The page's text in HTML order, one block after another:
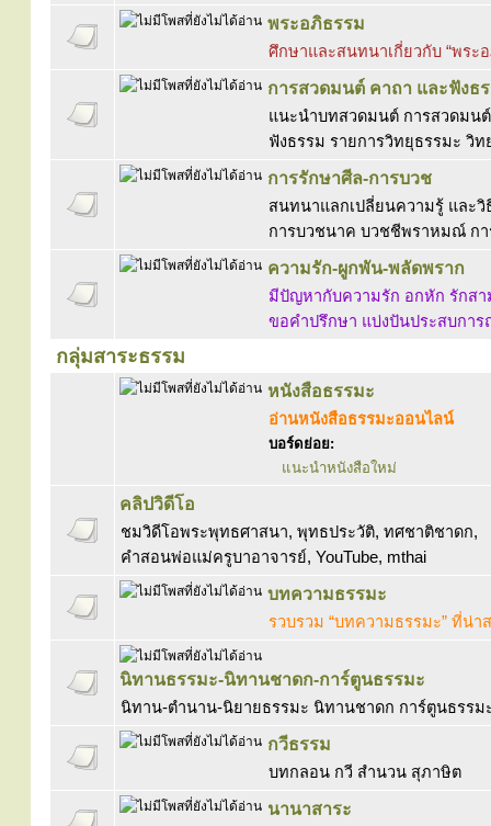
พระอภิธรรม
ศึกษาและสนทนาเกี่ยวกับ “พระ
การสวดมนต์ คาถา และฟังธ
แนะนำบทสวดมนต์ การสวดมน
ฟังธรรม รายการวิทยุธรรมะ วิ
การรักษาศีล-การบวช
สนทนาแลกเปลี่ยนความรู้ และ
การบวชนาค บวชชีพราหมณ์ ก
ความรัก-ผูกพัน-พลัดพราก
มีปัญหากับความรัก อกหัก รักสา
ขอคำปรึกษา แบ่งปันประสบกา
กลุ่มสาระธรรม
หนังสือธรรมะ
อ่านหนังสือธรรมะออนไลน์
บอร์ดย่อย:
แนะนำหนังสือใหม่
คลิปวิดีโอ
ชมวิดีโอพระพุทธศาสนา, พุทธประวัติ, ทศชาติชาดก,
คำสอนพ่อแม่ครูบาอาจารย์, YouTube, mthai
บทความธรรมะ
รวบรวม “บทความธรรมะ” ที่น่า
นิทานธรรมะ-นิทานชาดก-การ์ตูนธรรมะ
นิทาน-ตำนาน-นิยายธรรมะ นิทานชาดก การ์ตูนธรรม
กวีธรรม
บทกลอน กวี สำนวน สุภาษิต
นานาสาระ